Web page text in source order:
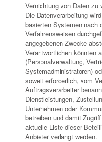
Vernichtung von Daten zu
Die Datenverarbeitung
basierten Systemen nach
Verfahrensweisen
angegebenen Zwecke
Verantwortlichen könnten
(Personalverwaltung,
Systemadministratoren)
soweit erforderlich, vom
Auftragsverarbeiter
Dienstleistungen,
Unternehmen oder
betreiben und damit
aktuelle Liste dieser
Anbieter verlangt werden.